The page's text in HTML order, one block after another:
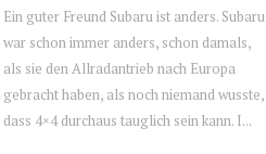
Ein guter Freund Subaru ist anders. Subaru
war schon immer anders, schon damals,
als sie den Allradantrieb nach Europa
gebracht haben, als noch niemand wusste,
dass 4×4 durchaus tauglich sein kann. I...